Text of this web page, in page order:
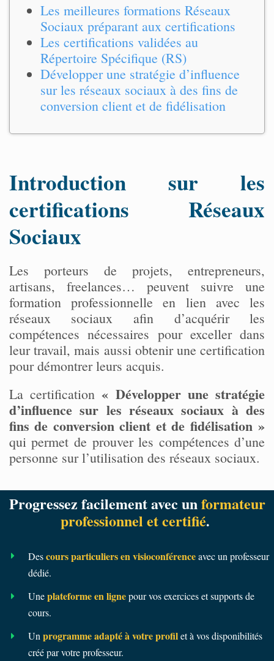
Les meilleures formations Réseaux
Sociaux préparant aux certifications
Les certifications validées au
Répertoire Spécifique (RS)
Développer une stratégie d’influence
sur les réseaux sociaux à des fins de
conversion client et de fidélisation
Introduction sur les
certifications Réseaux
Sociaux
Les porteurs de projets, entrepreneurs,
artisans, freelances… peuvent suivre une
formation professionnelle en lien avec les
réseaux sociaux afin d’acquérir les
compétences nécessaires pour exceller dans
leur travail, mais aussi obtenir une certification
pour démontrer leurs acquis.
La certification « Développer une stratégie
d’influence sur les réseaux sociaux à des
fins de conversion client et de fidélisation »
qui permet de prouver les compétences d’une
personne sur l’utilisation des réseaux sociaux.
Progressez facilement avec unformateur
professionnel et certifié.
Descours particuliers en visioconférenceavec un professeur
dédié.
Uneplateforme en lignepour vos exercices et supports de
cours.
Un programme adapté à votre profilet à vos disponibilités
créé par votre professeur.